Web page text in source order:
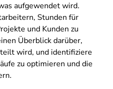
aufgewendet wird.
Stunden für
und Kunden zu
Überblick darüber,
wird, und identifiziere
zu optimieren und die